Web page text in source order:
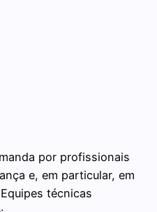
por profissionais
e, em particular, em
técnicas